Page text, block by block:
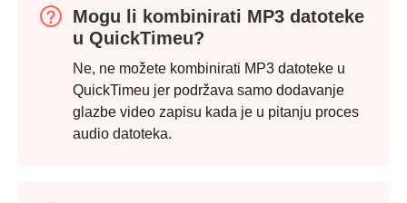
Mogu li kombinirati MP3 datoteke
u QuickTimeu?
Ne, ne možete kombinirati MP3 datoteke u
QuickTimeu jer podržava samo dodavanje
glazbe video zapisu kada je u pitanju proces
audio datoteka.